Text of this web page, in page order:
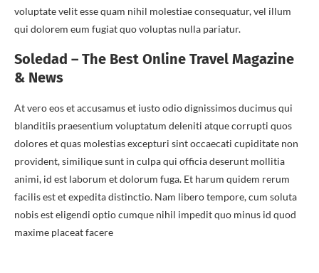
voluptate velit esse quam nihil molestiae consequatur, vel illum
qui dolorem eum fugiat quo voluptas nulla pariatur.
Soledad – The Best Online Travel Magazine
& News
At vero eos et accusamus et iusto odio dignissimos ducimus qui
blanditiis praesentium voluptatum deleniti atque corrupti quos
dolores et quas molestias excepturi sint occaecati cupiditate non
provident, similique sunt in culpa qui officia deserunt mollitia
animi, id est laborum et dolorum fuga. Et harum quidem rerum
facilis est et expedita distinctio. Nam libero tempore, cum soluta
nobis est eligendi optio cumque nihil impedit quo minus id quod
maxime placeat facere